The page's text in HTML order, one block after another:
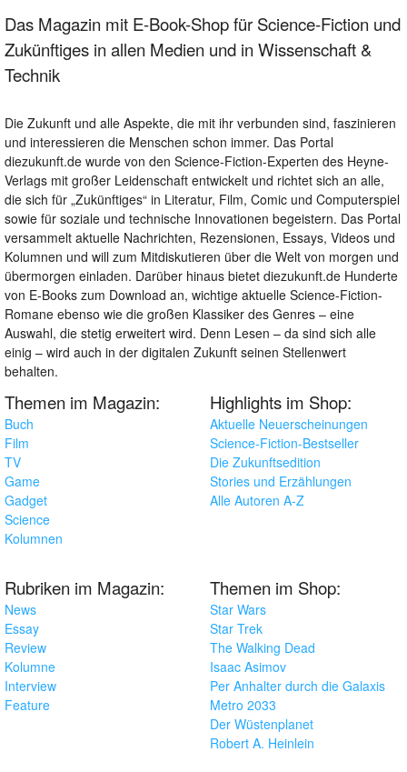
Das Magazin mit E-Book-Shop für Science-Fiction und
Zukünftiges in allen Medien und in Wissenschaft &
Technik
Die Zukunft und alle Aspekte, die mit ihr verbunden sind, faszinieren
und interessieren die Menschen schon immer. Das Portal
diezukunft.de wurde von den Science-Fiction-Experten des Heyne-
Verlags mit großer Leidenschaft entwickelt und richtet sich an alle,
die sich für „Zukünftiges“ in Literatur, Film, Comic und Computerspiel
sowie für soziale und technische Innovationen begeistern. Das Portal
versammelt aktuelle Nachrichten, Rezensionen, Essays, Videos und
Kolumnen und will zum Mitdiskutieren über die Welt von morgen und
übermorgen einladen. Darüber hinaus bietet diezukunft.de Hunderte
von E-Books zum Download an, wichtige aktuelle Science-Fiction-
Romane ebenso wie die großen Klassiker des Genres – eine
Auswahl, die stetig erweitert wird. Denn Lesen – da sind sich alle
einig – wird auch in der digitalen Zukunft seinen Stellenwert
behalten.
Themen im Magazin:
Buch
Film
TV
Game
Gadget
Science
Kolumnen
Highlights im Shop:
Aktuelle Neuerscheinungen
Science-Fiction-Bestseller
Die Zukunftsedition
Stories und Erzählungen
Alle Autoren A-Z
Rubriken im Magazin:
News
Essay
Review
Kolumne
Interview
Feature
Themen im Shop:
Star Wars
Star Trek
The Walking Dead
Isaac Asimov
Per Anhalter durch die Galaxis
Metro 2033
Der Wüstenplanet
Robert A. Heinlein